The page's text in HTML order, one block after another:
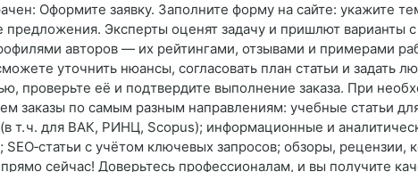
Оформите заявку. Заполните форму на сайте: укажите
Эксперты оценят задачу и пришлют варианты
авторов — их рейтингами, отзывами и примерами
уточнить нюансы, согласовать план статьи и задать
проверьте её и подтвердите выполнение заказа. При
заказы по самым разным направлениям: учебные статьи
т. ч. для ВАК, РИНЦ, Scopus); информационные и
с учётом ключевых запросов; обзоры, рецензии,
сейчас! Доверьтесь профессионалам, и вы получите